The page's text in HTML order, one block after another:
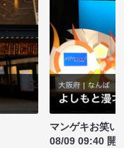
マンゲキお笑い
08/09 09:40 開